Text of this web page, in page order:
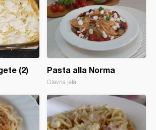
(2) Pasta alla Norma
Glavna jela